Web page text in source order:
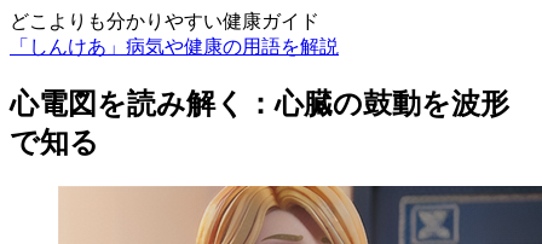
どこよりも分かりやすい健康ガイド
「しんけあ」病気や健康の用語を解説
心電図を読み解く：心臓の鼓動を波形
で知る